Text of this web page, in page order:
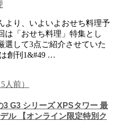
より、いよいよおせち料理予
は「おせち料理」特集とし
選して3点ご紹介させていた
創刊1&#49 …
3 G3 シリーズ XPSタワー 最
ル 【オンライン限定特別ク